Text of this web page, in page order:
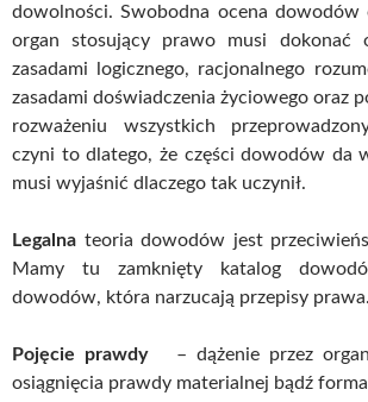
dowolności. Swobodna ocena dowodów
organ stosujący prawo musi
zasadami logicznego, racjonalnego
zasadami doświadczenia życiowego oraz
rozważeniu wszystkich
czyni to dlatego, że części dowodów da
musi wyjaśnić dlaczego tak uczynił.
Legalna teoria dowodów jest
Mamy tu zamknięty katalog
dowodów, która narzucają przepisy prawa.
Pojęcie prawdy– dążenie przez organ
osiągnięcia prawdy materialnej bądź